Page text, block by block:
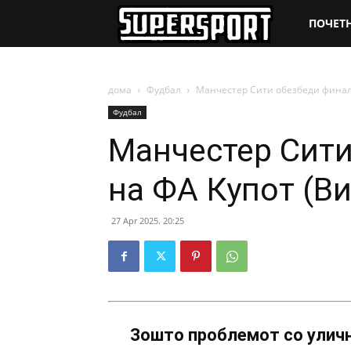
дома Фудбал Манчестер Сити обезбеди
Фудбал
Манчестер
на ФА Купот
27 Apr 2025. 20:25
Зошто проблемот со